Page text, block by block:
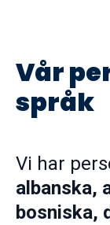
Vår
språk
Vi har
albanska,
bosniska,